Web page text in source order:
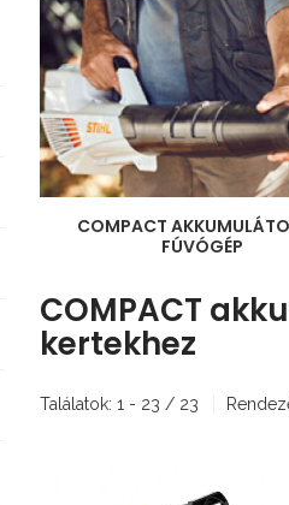
COMPACT
FÚVÓGÉP
COMPACT
kertekhez
Találatok: 1 - 23 / 23